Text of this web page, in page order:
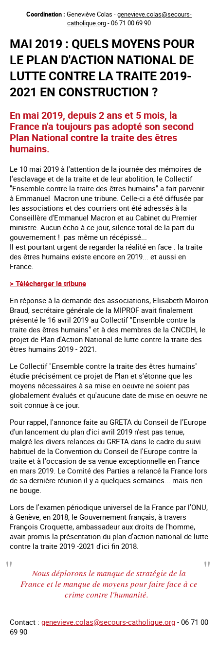
principal
Coordination : Geneviève Colas -genevieve.colas@secours-
catholique.org- 06 71 00 69 90
MAI 2019 : QUELS MOYENS POUR
LE PLAN D'ACTION NATIONAL DE
LUTTE CONTRE LA TRAITE 2019-
2021 EN CONSTRUCTION ?
En mai 2019, depuis 2 ans et 5 mois, la
France n'a toujours pas adopté son second
Plan National contre la traite des êtres
humains.
Le 10 mai 2019 à l'attention de la journée des mémoires de
l'esclavage et de la traite et de leur abolition, le Collectif
"Ensemble contre la traite des êtres humains" a fait parvenir
à Emmanuel Macron une tribune. Celle-ci a été diffusée par
les associations et des courriers ont été adressés à la
Conseillère d'Emmanuel Macron et au Cabinet du Premier
ministre. Aucun écho à ce jour, silence total de la part du
gouvernement ! pas même un récépissé...
Il est pourtant urgent de regarder la réalité en face : la traite
des êtres humains existe encore en 2019... et aussi en
France.
> Télécharger la tribune
En réponse à la demande des associations, Elisabeth Moiron
Braud, secrétaire générale de la MIPROF avait finalement
présenté le 16 avril 2019 au Collectif "Ensemble contre la
traite des êtres humains" et à des membres de la CNCDH, le
projet de Plan d'Action National de lutte contre la traite des
êtres humains 2019 - 2021.
Le Collectif "Ensemble contre la traite des êtres humains"
étudie précisément ce projet de Plan et s'étonne que les
moyens nécessaires à sa mise en oeuvre ne soient pas
globalement évalués et qu'aucune date de mise en oeuvre ne
soit connue à ce jour.
Pour rappel, l'annonce faite au GRETA du Conseil de l’Europe
d'un lancement du plan d'ici avril 2019 n'est pas tenue,
malgré les divers relances du GRETA dans le cadre du suivi
habituel de la Convention du Conseil de l'Europe contre la
traite et à l'occasion de sa venue exceptionnelle en France
en mars 2019. Le Comité des Parties a relancé la France lors
de sa dernière réunion il y a quelques semaines... mais rien
ne bouge.
Lors de l'examen périodique universel de la France par l'ONU,
à Genève, en 2018, le Gouvernement français, à travers
François Croquette, ambassadeur aux droits de l'homme,
avait promis la présentation du plan d'action national de lutte
contre la traite 2019 -2021 d'ici fin 2018.
Nous déplorons le manque de stratégie de la
France et le manque de moyens pour faire face à ce
crime contre l'humanité.
Contact : genevieve.colas@secours-catholique.org - 06 71 00
69 90